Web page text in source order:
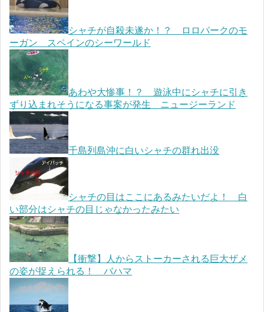
シャチが自殺未遂か！？ ロロパークのモ
ーガン スペインのシーワールド
あわや大惨事！？ 遊泳中にシャチに引き
ずり込まれそうになる事案が発生 ニュージーランド
千島列島沖に白いシャチの群れ出没
シャチの目はここにあるみたいだよ！ 白
い部分はシャチの目じゃなかったみたい
【衝撃】人からストーカーされる巨大ザメ
の姿が捉えられる！ バハマ